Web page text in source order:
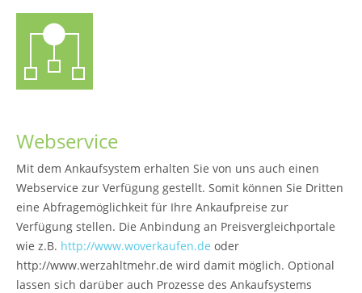
Webservice
Mit dem Ankaufsystem erhalten Sie von uns auch einen
Webservice zur Verfügung gestellt. Somit können Sie Dritten
eine Abfragemöglichkeit für Ihre Ankaufpreise zur
Verfügung stellen. Die Anbindung an Preisvergleichportale
wie z.B. http://www.woverkaufen.de oder
http://www.werzahltmehr.de wird damit möglich. Optional
lassen sich darüber auch Prozesse des Ankaufsystems